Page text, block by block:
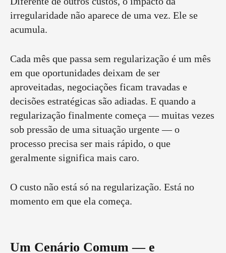
irregularidade não aparece de uma vez. Ele se
acumula.
Cada mês que passa sem regularização é um mês
em que oportunidades deixam de ser
aproveitadas, negociações ficam travadas e
decisões estratégicas são adiadas. E quando a
regularização finalmente começa — muitas vezes
sob pressão de uma situação urgente — o
processo precisa ser mais rápido, o que
geralmente significa mais caro.
O custo não está só na regularização. Está no
momento em que ela começa.
Um Cenário Comum — e